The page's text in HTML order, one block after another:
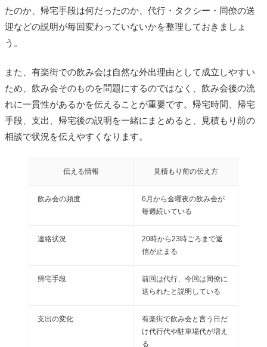
たのか、帰宅手段は何だったのか、代行・タクシー・同僚の送
迎などの説明が毎回変わっていないかを整理しておきましょ
う。
また、有楽街での飲み会は自然な外出理由として成立しやすい
ため、飲み会そのものを問題にするのではなく、飲み会後の流
れに一貫性があるかを伝えることが重要です。帰宅時間、帰宅
手段、支出、帰宅後の説明を一緒にまとめると、見積もり前の
相談で状況を伝えやすくなります。
伝える情報 見積もり前の伝え方
飲み会の頻度
6月から金曜夜の飲み会が
毎週続いている
連絡状況
20時から23時ごろまで返
信が止まる
帰宅手段
前回は代行、今回は同僚に
送られたと説明している
支出の変化
有楽街で飲み会と言う日だ
け代行代や駐車場代が増え
る